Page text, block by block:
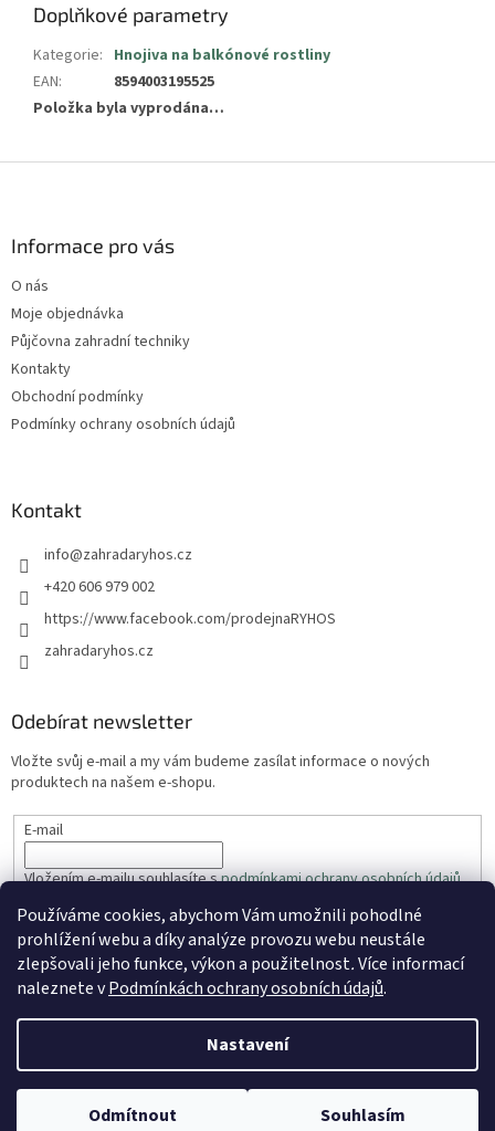
Používáme cookies, abychom Vám umožnili pohodlné
prohlížení webu a díky analýze provozu webu neustále
zlepšovali jeho funkce, výkon a použitelnost.Více informací
naleznete vPodmínkách ochrany osobních údajů.
Nastavení
Odmítnout Souhlasím
Doplňkové parametry
Kategorie: Hnojiva na balkónové rostliny
EAN:
8594003195525
Položka byla vyprodána…
Informace pro vás
O nás
Moje objednávka
Půjčovna zahradní techniky
Kontakty
Obchodní podmínky
Podmínky ochrany osobních údajů
Kontakt
info@zahradaryhos.cz
+420 606 979 002
https://www.facebook.com/prodejnaRYHOS
zahradaryhos.cz
Odebírat newsletter
Vložte svůj e-mail a my vám budeme zasílat informace o nových
produktech na našem e-shopu.
E-mail
Vložením e-mailu souhlasíte spodmínkami ochrany osobních údajů
PŘIHLÁSIT SE
Copyright 2026ZahradaRyhos.cz. Všechna práva vyhrazena.
Upravit nastavení cookies